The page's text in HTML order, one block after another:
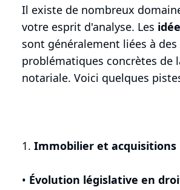
Il existe de nombreux
votre esprit d'analyse. Les
sont généralement liées à des
problématiques concrètes de
notariale. Voici quelques
1. Immobilier et acquisitions
• Évolution législative en